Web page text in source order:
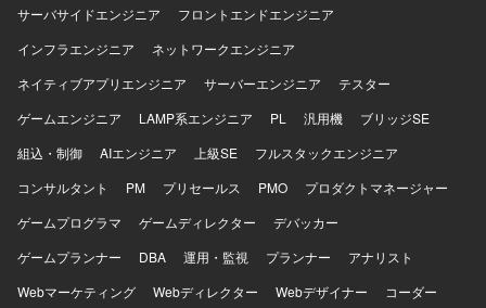
サーバサイドエンジニア
フロントエンドエンジニア
インフラエンジニア
ネットワークエンジニア
ネイティブアプリエンジニア
サーバーエンジニア
テスター
ゲームエンジニア
LAMP系エンジニア PL 汎用機
ブリッジSE
組込・制御
AIエンジニア 上級SE
フルスタックエンジニア
コンサルタント
PM プリセールス PMO
プロダクトマネージャー
ゲームプログラマ
ゲームディレクター
デバッカー
ゲームプランナー
DBA 運用・監視 プランナー
アナリスト
Webマーケティング
Webディレクター Webデザイナー
コーダー